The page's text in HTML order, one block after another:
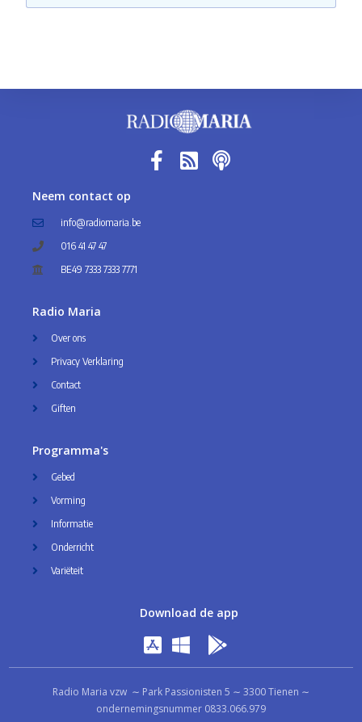
Neem contact op
info@radiomaria.be
016 41 47 47
BE49 7333 7333 7771
Radio Maria
Over ons
Privacy Verklaring
Contact
Giften
Programma's
Gebed
Vorming
Informatie
Onderricht
Variëteit
Download de app
Radio Maria vzw ∼ Park Passionisten 5 ∼ 3300 Tienen ∼
ondernemingsnummer 0833.066.979